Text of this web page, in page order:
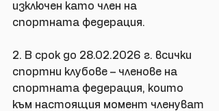
изключен като член на
спортната федерация.
2. В срок до 28.02.2026 г. всички
спортни клубове – членове на
спортната федерация, които
към настоящия момент членуват